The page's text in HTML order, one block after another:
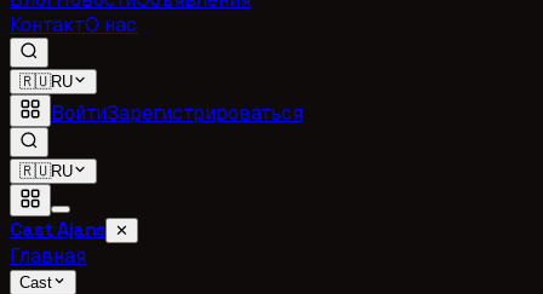
КонтактО нас
🇷🇺RU
ВойтиЗарегистрироваться
🇷🇺RU
Cast Ajans ✕
Главная
Cast